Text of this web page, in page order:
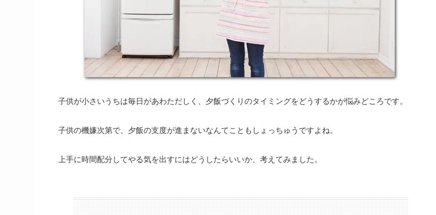
子供が小さいうちは毎日があわただしく、夕飯づくりのタイミングをどうするかが悩みどころです。
子供の機嫌次第で、夕飯の支度が進まないなんてこともしょっちゅうですよね。
上手に時間配分してやる気を出すにはどうしたらいいか、考えてみました。